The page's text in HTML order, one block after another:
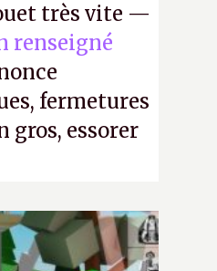
très vite —
renseigné
fermetures
gros, essorer